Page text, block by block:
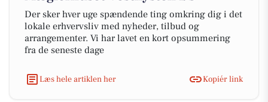
Der sker hver uge spændende ting omkring dig i det
lokale erhvervsliv med nyheder, tilbud og
arrangementer. Vi har lavet en kort opsummering
fra de seneste dage
Læs hele artiklen her Kopiér link